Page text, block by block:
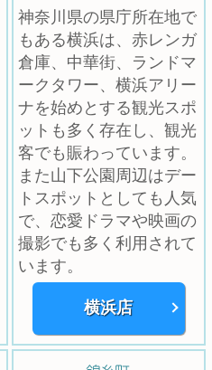
神奈川県の県庁所在地で
もある横浜は、赤レンガ
倉庫、中華街、ランドマ
ークタワー、横浜アリー
ナを始めとする観光スポ
ットも多く存在し、観光
客でも賑わっています。
また山下公園周辺はデー
トスポットとしても人気
で、恋愛ドラマや映画の
撮影でも多く利用されて
います。
横浜店